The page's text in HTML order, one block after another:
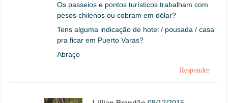
Os passeios e pontos turísticos trabalham com
pesos chilenos ou cobram em dólar?
Tens alguma indicação de hotel / pousada / casa
pra ficar em Puerto Varas?
Abraço
Responder